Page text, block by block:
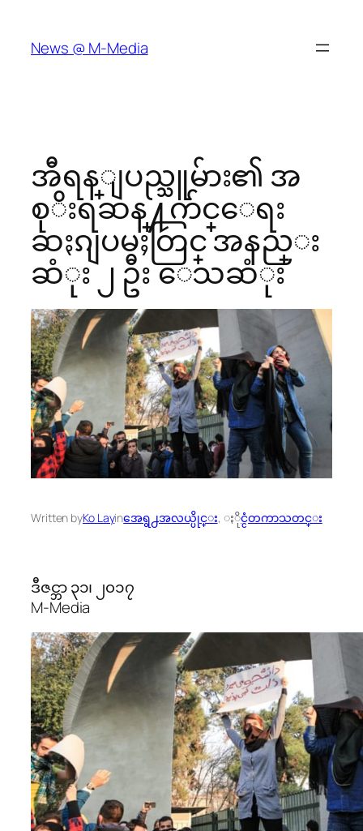
content
News @ M-Media
အီရန္ျပည္သူမ်ား၏ အ
စုိးရဆန္႔က်င္ေရး
ဆႏၵျပမႈတြင္ အနည္း
ဆံုး ၂ ဦး ေသဆံုး
Written byKo Layinအေရွ႕အလယ္ပိုင္း, ႏိုင္ငံတကာသတင္း
ဒီဇင္ဘာ ၃၁၊ ၂၀၁၇
M-Media